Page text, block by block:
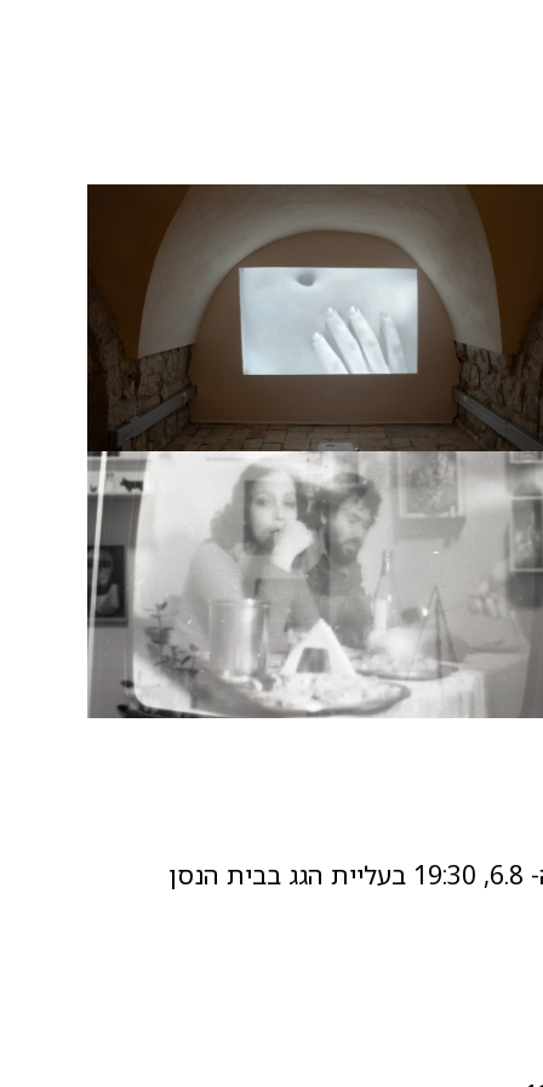
״מחנה משותף״ / מאת אודי ניר ושגיא בורנשטיין 2016, 75 דק׳ יום שלישי ה- 6.8, 19:30 בעליית הגג בבית הנסן